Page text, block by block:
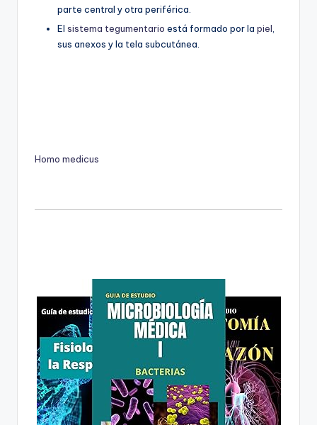
parte central y otra periférica.
El sistema tegumentario está formado por la piel
sus anexos y la tela subcutánea.
Homo medicus